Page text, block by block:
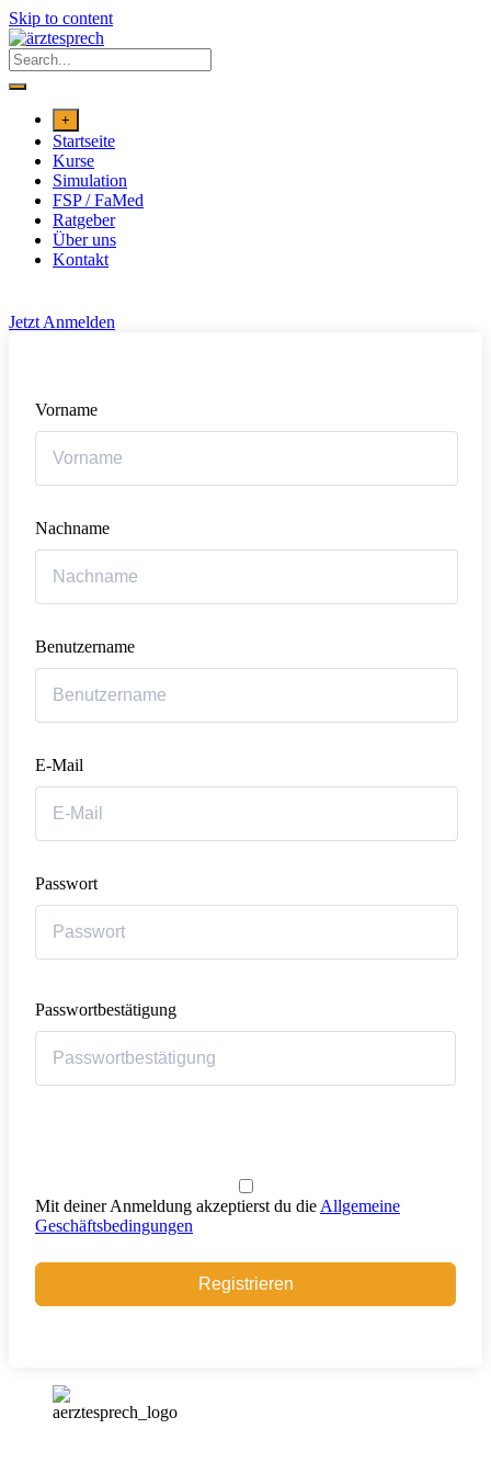
Skip to content
+
Startseite
Kurse
Simulation
FSP / FaMed
Ratgeber
Über uns
Kontakt
Jetzt Anmelden
Vorname
Nachname
Benutzername
E-Mail
Passwort
Passwortbestätigung
Mit deiner Anmeldung akzeptierst du die Allgemeine
Geschäftsbedingungen
Registrieren